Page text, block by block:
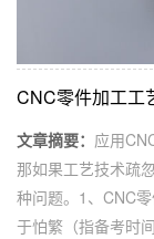
CNC零件加工工
文章摘要： 应用
那如果工艺技术疏
种问题。1、CNC
于怕繁（指备考时